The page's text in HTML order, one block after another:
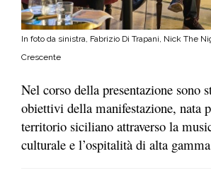
In foto da sinistra, Fabrizio Di Trapani, Nick The
Crescente
Nel corso della presentazione sono
obiettivi della manifestazione, nata
territorio siciliano attraverso la
culturale e l’ospitalità di alta